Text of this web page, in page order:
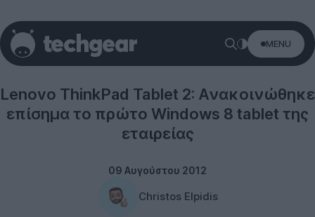
MENU
Lenovo ThinkPad Tablet 2: Ανακοινώθηκε
επίσημα το πρώτο Windows 8 tablet της
εταιρείας
09 Αυγούστου 2012
Christos Elpidis